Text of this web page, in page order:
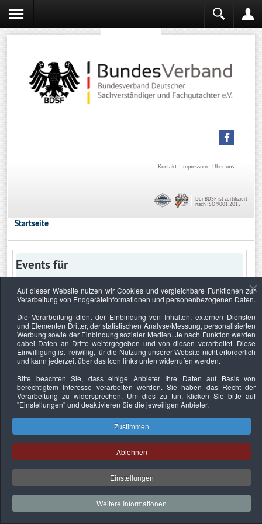
Über uns
Impressum
Kontakt
Der BDSF ist zertifiziert
nach ISO 9001:2015
Startseite
Events für
Keine Termine
Datenschutzerklärung Urheberrechtsnachweise Nachhaltigkeit
Copyright © 2026. Bundesverband Deutscher
Sachverständiger und Fachgutachter e.V..
Auf dieser Website nutzen wir Cookies und vergleichbare Funktionen zur
Verarbeitung von Endgeräteinformationen und personenbezogenen Daten.
Die Verarbeitung dient der Einbindung von Inhalten, externen Diensten
und Elementen Dritter, der statistischen Analyse/Messung, personalisierten
Werbung sowie der Einbindung sozialer Medien. Je nach Funktion werden
dabei Daten an Dritte weitergegeben und von diesen verarbeitet. Diese
Einwilligung ist freiwillig, für die Nutzung unserer Website nicht erforderlich
und kann jederzeit über das Icon links unten widerrufen werden.
Bitte beachten Sie, dass einige Anbieter Ihre Daten auf Basis von
berechtigtem Interesse verarbeiten werden. Sie haben das Recht der
Verarbeitung zu widersprechen. Um dies zu tun, klicken Sie bitte auf
"Einstellungen"und deaktivieren Sie die jeweiligen Anbieter.
Zustimmen
Ablehnen
Einstellungen
Weitere Informationen